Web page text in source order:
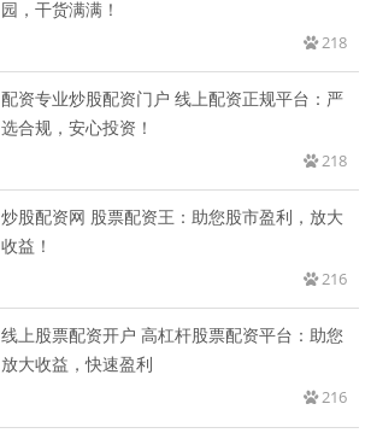
园，干货满满！
218
配资专业炒股配资门户 线上配资正规平台：严
选合规，安心投资！
218
炒股配资网 股票配资王：助您股市盈利，放大
收益！
216
线上股票配资开户 高杠杆股票配资平台：助您
放大收益，快速盈利
216